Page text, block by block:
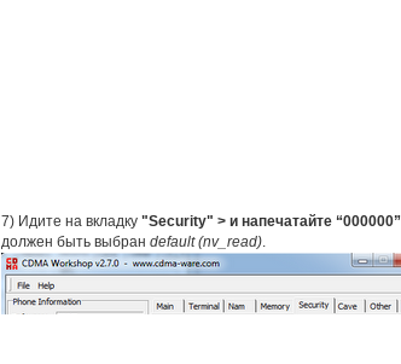
7) Идите на вкладку "Security" > и напечатайте “000000”
должен быть выбран default (nv_read).